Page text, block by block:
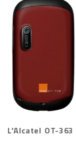
L'Alcatel OT-363